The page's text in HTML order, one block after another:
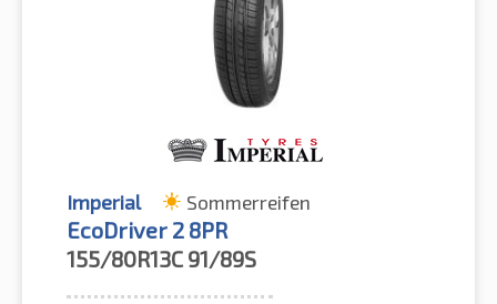
Imperial Sommerreifen
EcoDriver 2 8PR
155/80R13C 91/89S